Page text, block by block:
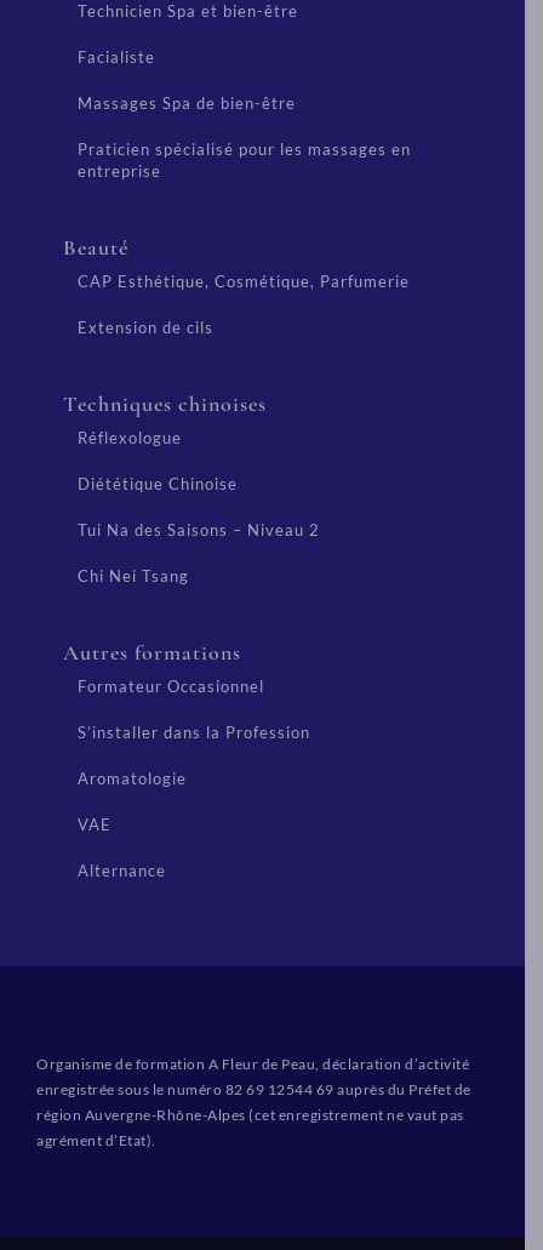
Technicien Spa et bien-être
Facialiste
Massages Spa de bien-être
Praticien spécialisé pour les massages en
entreprise
Beauté
CAP Esthétique, Cosmétique, Parfumerie
Extension de cils
Techniques chinoises
Réflexologue
Diététique Chinoise
Tui Na des Saisons – Niveau 2
Chi Nei Tsang
Autres formations
Formateur Occasionnel
S’installer dans la Profession
Aromatologie
VAE
Alternance
Organisme de formation A Fleur de Peau, déclaration d’activité
enregistrée sous le numéro 82 69 12544 69 auprès du Préfet de
région Auvergne-Rhône-Alpes (cet enregistrement ne vaut pas
agrément d’Etat).